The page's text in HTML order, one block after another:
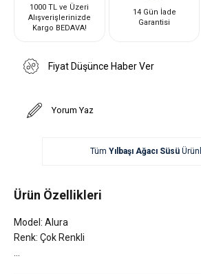
1000 TL ve Üzeri
Alışverişlerinizde
Kargo BEDAVA!
14 Gün İade
Garantisi
Fiyat Düşünce Haber Ver
Yorum Yaz
Tüm Yılbaşı Ağacı Süsü
Ürün Özellikleri
Model: Alura
Renk: Çok Renkli